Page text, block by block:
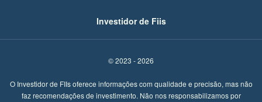
Investidor de Fiis
© 2023 - 2026
O Investidor de FIIs oferece informações com qualidade e precisão, mas não
faz recomendações de investimento. Não nos responsabilizamos por